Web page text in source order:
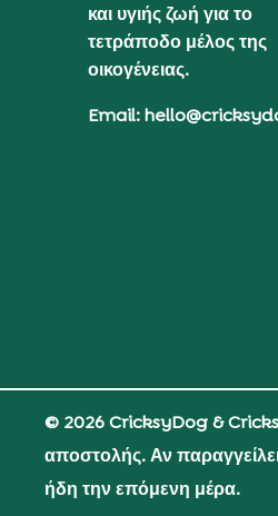
και υγιής ζωή για το
τετράποδο μέλος της
οικογένειας.
Email:
© 2026 CricksyDog &
αποστολής. Αν
ήδη την επόμενη μέρα.